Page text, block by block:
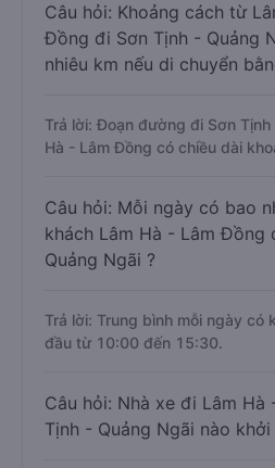
Câu hỏi: Khoảng cách từ
Đồng đi Sơn Tịnh - Quảng
nhiêu km nếu di chuyển
Trả lời: Đoạn đường đi Sơn
Hà - Lâm Đồng có chiều dài
Câu hỏi: Mỗi ngày có bao
khách Lâm Hà - Lâm Đồng
Quảng Ngãi ?
Trả lời: Trung bình mỗi ngày có
đầu từ 10:00 đến 15:30.
Câu hỏi: Nhà xe đi Lâm Hà
Tịnh - Quảng Ngãi nào